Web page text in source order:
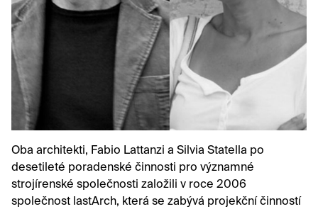
Oba architekti, Fabio Lattanzi a Silvia Statella po
desetileté poradenské činnosti pro významné
strojírenské společnosti založili v roce 2006
společnost lastArch, která se zabývá projekční činností